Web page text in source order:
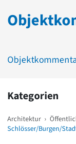
Kategorien
Architektur ›
Schlösser/Burgen/